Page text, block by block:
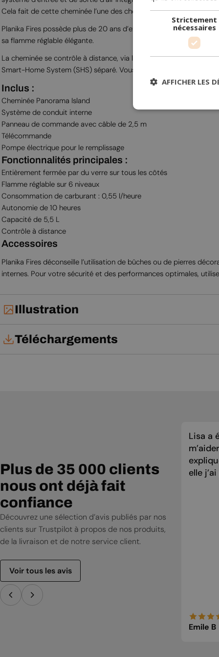
Cela fait de cette cheminée l’une des cheminées bioéthanol les
Planika Fires possède plus de 20 ans d’expérience dans la
sa flamme réglable élégante.
La cheminée se contrôle à distance, via le panneau de
Smart-Home System (SHS) séparé. Vous pouvez aussi choisir
Inclus :
Cheminée Panorama Island
Système de conduit interne
Panneau de commande avec câble de 2,5 m
Télécommande
Pompe électrique pour le remplissage
Fonctionnalités principales :
Entièrement fermée par du verre sur tous les côtés
Flamme réglable sur 6 niveaux
Consommation de carburant : 0,55 l/heure
Autonomie de 10 heures
Capacité de 5,5 L
Contrôle à distance
Accessoires
Planika Fires déconseille l’utilisation de bûches ou de pierres
internes. Pour votre sécurité et des performances optimales,
Illustration
Téléchargements
Plus de 35 000 clients
nous ont déjà fait
confiance
Découvrez une sélection d’avis publiés par nos
clients sur Trustpilot à propos de nos produits,
de la livraison et de notre service client.
Voir tous les avis
Lisa a
elle
Emile B
Strictement
nécessaires
AFFICHER LES